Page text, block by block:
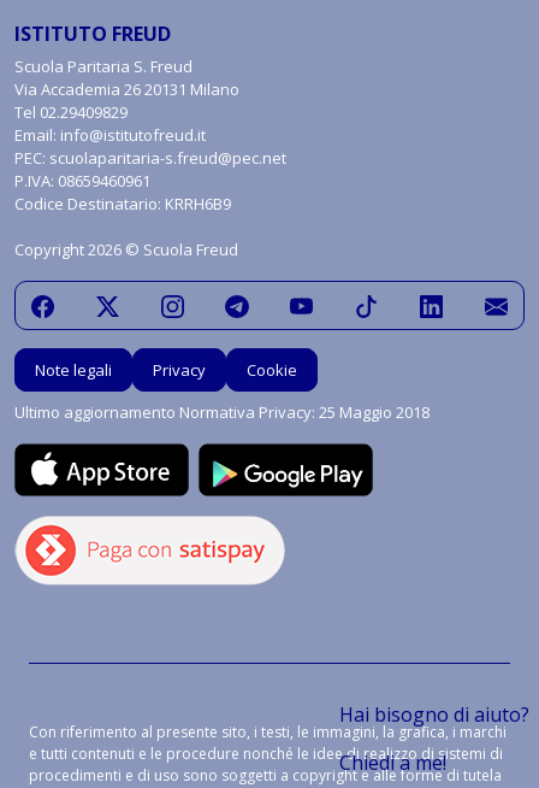
Hai bisogno di aiuto?
Chiedi a me!
ISTITUTO FREUD
Scuola Paritaria S. Freud
Via Accademia 26 20131 Milano
Tel 02.29409829
Email: info@istitutofreud.it
PEC: scuolaparitaria-s.freud@pec.net
P.IVA: 08659460961
Codice Destinatario: KRRH6B9
Copyright 2026 © Scuola Freud
Note legali Privacy
Cookie
Ultimo aggiornamento Normativa Privacy: 25 Maggio 2018
Con riferimento al presente sito, i testi, le immagini, la grafica, i marchi
e tutti contenuti e le procedure nonché le idee di realizzo di sistemi di
procedimenti e di uso sono soggetti a copyright e alle forme di tutela